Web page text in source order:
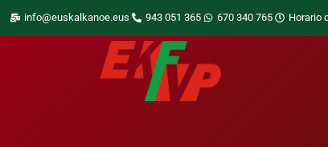
info@euskalkanoe.eus 943 051 365 670 340 765 Horario